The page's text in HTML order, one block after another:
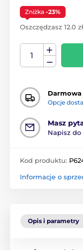
Zniżka -23%
Oszczędzasz 12.0 zł
Opcje
Masz
Napisz do
Kod produktu:
Informacje o
Opis i parametry